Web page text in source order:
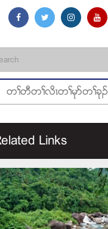
တႈတီတႈလိၚတႈမုဏတႈခုဥ
Links